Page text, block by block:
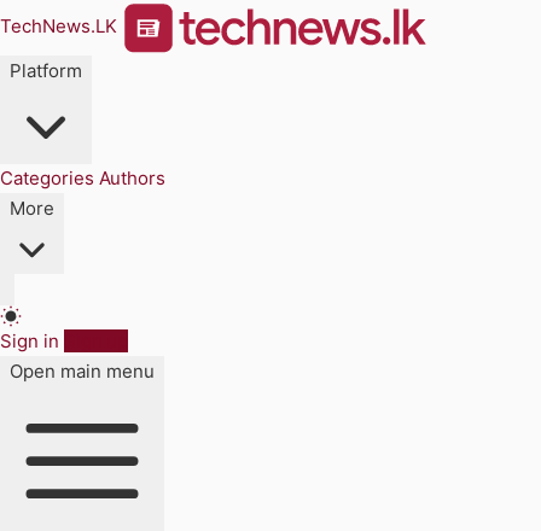
TechNews.LK
Platform
Categories Authors
More
Sign in
Open main menu